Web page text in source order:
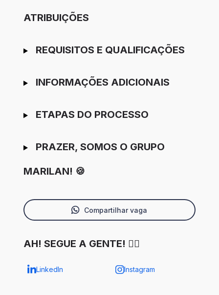
ATRIBUIÇÕES
REQUISITOS E QUALIFICAÇÕES
INFORMAÇÕES ADICIONAIS
ETAPAS DO PROCESSO
PRAZER, SOMOS O GRUPO
MARILAN! 🍪
Compartilhar vaga
AH! SEGUE A GENTE! ✌🏼
LinkedIn Instagram